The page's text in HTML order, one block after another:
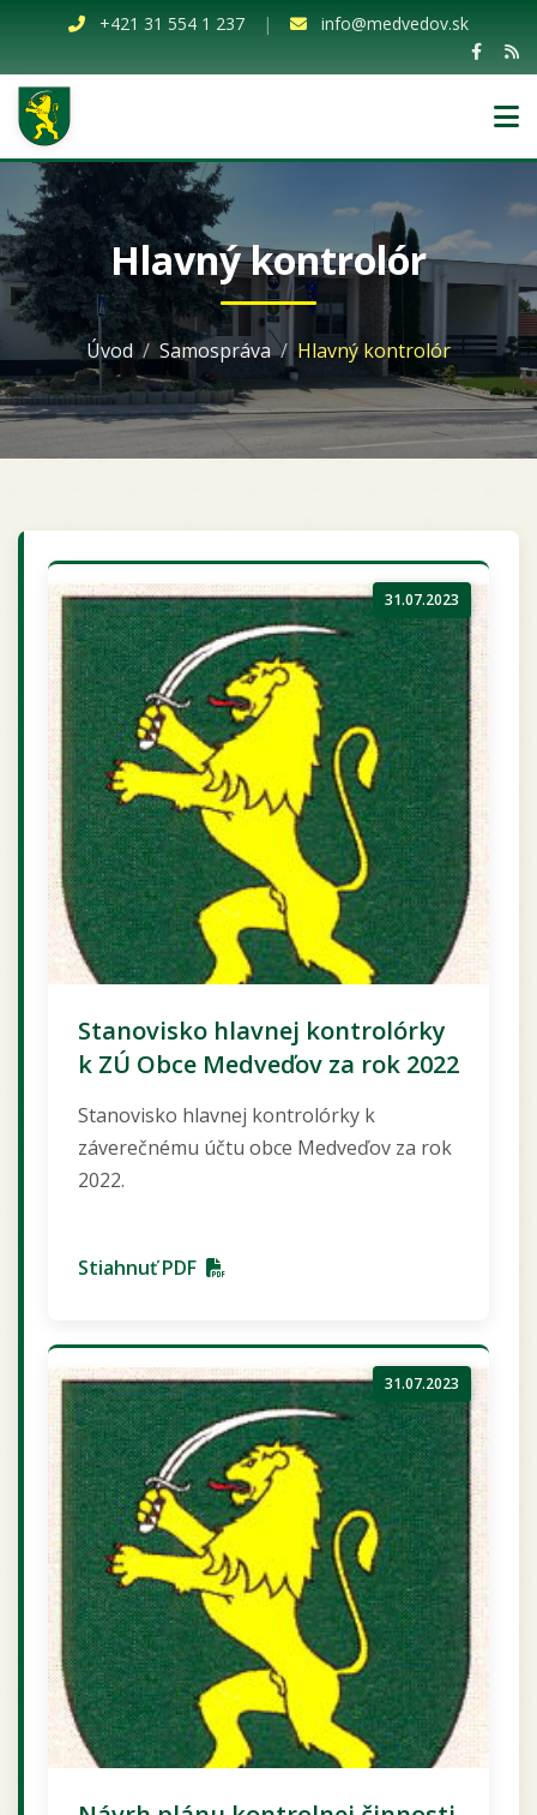
+421 31 554 1 237 | info@medvedov.sk
Hlavný kontrolór
Úvod Samospráva Hlavný kontrolór
31.07.2023
Stanovisko hlavnej kontrolórky
k ZÚ Obce Medveďov za rok 2022
Stanovisko hlavnej kontrolórky k
záverečnému účtu obce Medveďov za rok
2022.
Stiahnuť PDF
31.07.2023